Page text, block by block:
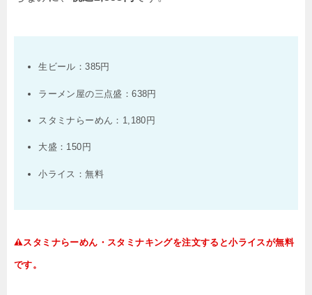
生ビール：385円
ラーメン屋の三点盛：638円
スタミナらーめん：1,180円
大盛：150円
小ライス：無料
スタミナらーめん・スタミナキングを注文すると小ライスが無料
です。